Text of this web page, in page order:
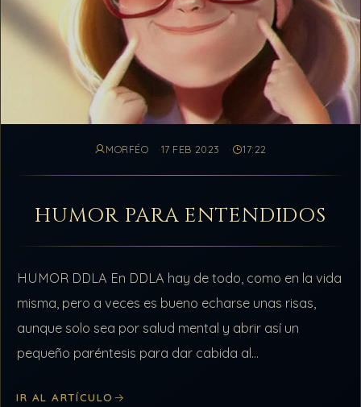
MORFÉO 17 FEB 2023 17:22
HUMOR PARA ENTENDIDOS
HUMOR DDLA En DDLA hay de todo, como en la vida
misma, pero a veces es bueno echarse unas risas,
aunque solo sea por salud mental y abrir así un
pequeño paréntesis para dar cabida al…
IR AL ARTÍCULO